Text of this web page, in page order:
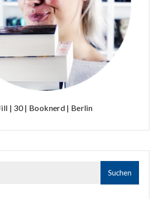
| 30 | Booknerd | Berlin